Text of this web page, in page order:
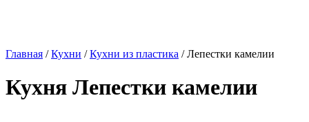
Главная /Кухни /Кухни из пластика / Лепестки камелии
Кухня Лепестки камелии